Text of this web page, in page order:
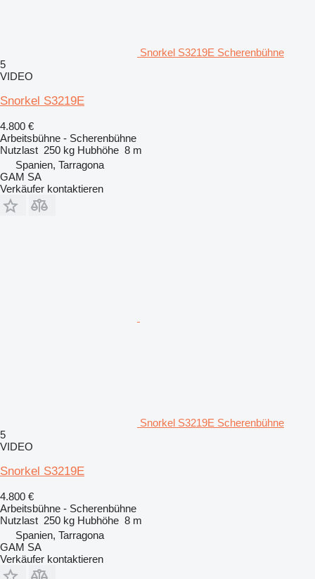
Snorkel S3219E Scherenbühne
5
VIDEO
Snorkel S3219E
4.800 €
Arbeitsbühne - Scherenbühne
Nutzlast 250 kg Hubhöhe 8 m
Spanien, Tarragona
GAM SA
Verkäufer kontaktieren
Snorkel S3219E Scherenbühne
5
VIDEO
Snorkel S3219E
4.800 €
Arbeitsbühne - Scherenbühne
Nutzlast 250 kg Hubhöhe 8 m
Spanien, Tarragona
GAM SA
Verkäufer kontaktieren